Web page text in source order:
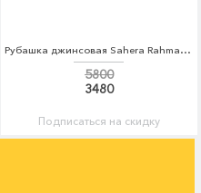
Рубашка джинсовая Sahera Rahmani Sahera Rahmani MP002XM0W5KK
5800
3480
Подписаться на скидку